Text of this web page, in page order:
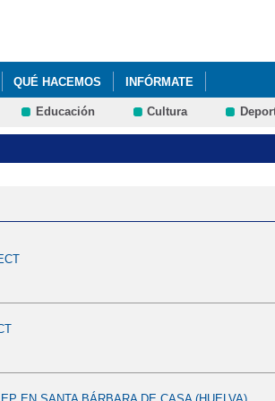
QUÉ HACEMOS INFÓRMATE
Educación Cultura